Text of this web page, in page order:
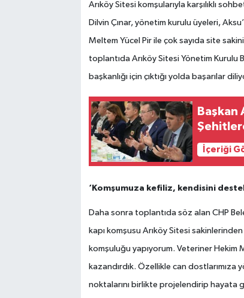
Arıköy Sitesi komşularıyla karşılıklı
Dilvin Çınar, yönetim kurulu üyeleri,
Meltem Yücel Pir ile çok sayıda site
toplantıda Arıköy Sitesi Yönetim Kurulu
başkanlığı için çıktığı yolda başarılar
Başkan
İçeriği
‘Komşumuza kefiliz, kendisini
Daha sonra toplantıda söz alan CHP
kapı komşusu Arıköy Sitesi
komşuluğu yapıyorum. Veteriner
kazandırdık. Özellikle can
noktalarını birlikte projelendirip hayata